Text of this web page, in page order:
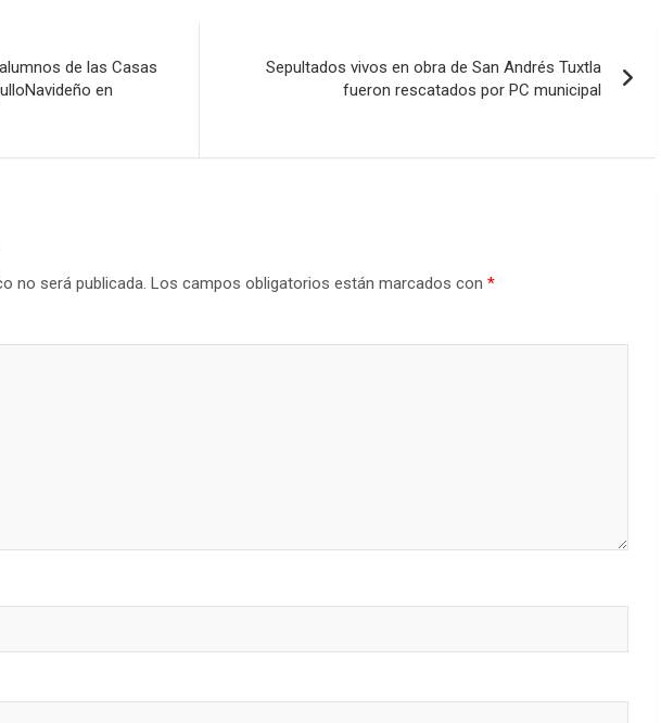
de las Casas
en
Sepultados vivos en obra de San Andrés Tuxtla
fueron rescatados por PC municipal
no será publicada. Los campos obligatorios están marcados con *